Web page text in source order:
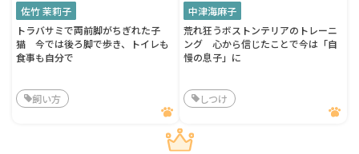
佐竹 茉莉子
トラバサミで両前脚がちぎれた子
猫 今では後ろ脚で歩き、トイレも
食事も自分で
飼い方
中津海麻子
荒れ狂うボストンテリアのトレーニ
ング 心から信じたことで今は「自
慢の息子」に
しつけ